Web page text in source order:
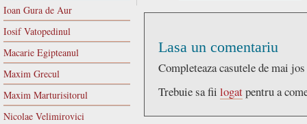
Ioan Gura de Aur
Iosif Vatopedinul
Macarie Egipteanul
Maxim Grecul
Maxim Marturisitorul
Nicolae Velimirovici
Lasa un comentariu
Completeaza casutele de mai
Trebuie sa fii logatpentru a